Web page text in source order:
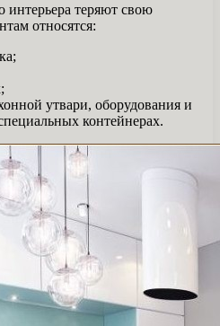
интерьера теряют свою
относятся:
утвари, оборудования и
контейнерах.